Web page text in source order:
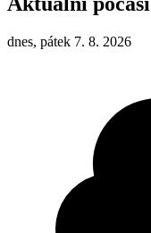
dnes, pátek 7. 8. 2026